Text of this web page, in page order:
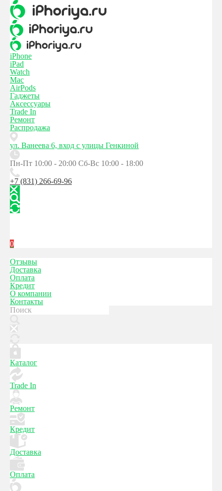
iPhone
iPad
Watch
Mac
AirPods
Гаджеты
Аксессуары
Trade In
Ремонт
Распродажа
ул. Ванеева 6, вход с улицы Генкиной
Пн-Пт 10:00 - 20:00 Сб-Вс 10:00 - 18:00
+7 (831) 266-69-96
0
Отзывы
Доставка
Оплата
Кредит
О компании
Контакты
Каталог
Trade In
Ремонт
Кредит
Доставка
Оплата